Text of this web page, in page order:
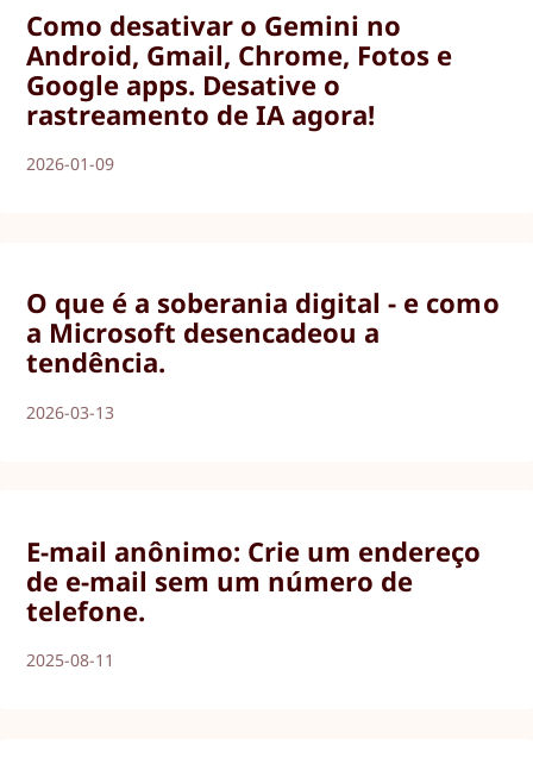
Como desativar o Gemini no
Android, Gmail, Chrome, Fotos e
Google apps. Desative o
rastreamento de IA agora!
2026-01-09
O que é a soberania digital - e como
a Microsoft desencadeou a
tendência.
2026-03-13
E-mail anônimo: Crie um endereço
de e-mail sem um número de
telefone.
2025-08-11